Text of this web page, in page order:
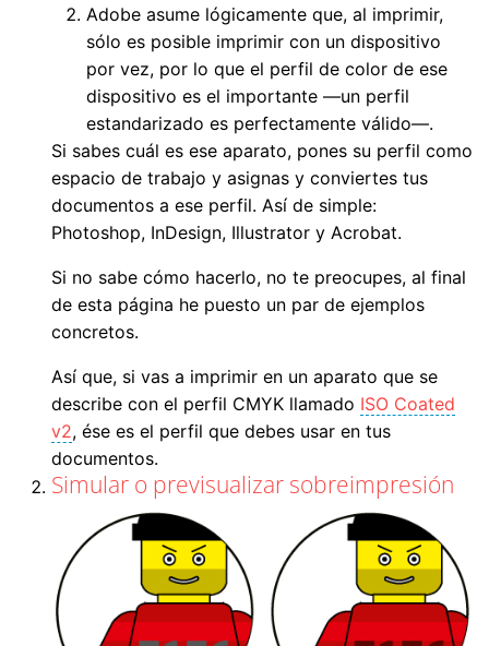
Adobe asume lógicamente que, al imprimir,
sólo es posible imprimir con un dispositivo
por vez, por lo que el perfil de color de ese
dispositivo es el importante —un perfil
estandarizado es perfectamente válido—.
Si sabes cuál es ese aparato, pones su perfil como
espacio de trabajo y asignas y conviertes tus
documentos a ese perfil. Así de simple:
Photoshop, InDesign, Illustrator y Acrobat.
Si no sabe cómo hacerlo, no te preocupes, al final
de esta página he puesto un par de ejemplos
concretos.
Así que, si vas a imprimir en un aparato que se
describe con el perfil CMYK llamado ISO Coated
v2, ése es el perfil que debes usar en tus
documentos.
Simular o previsualizar sobreimpresión